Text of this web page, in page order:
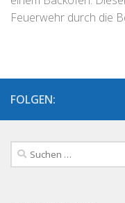
Feuerwehr durch die
FOLGEN:
Suchen
nach: